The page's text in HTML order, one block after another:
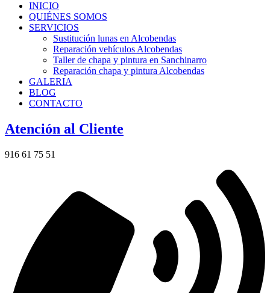
INICIO
QUIÉNES SOMOS
SERVICIOS
Sustitución lunas en Alcobendas
Reparación vehículos Alcobendas
Taller de chapa y pintura en Sanchinarro
Reparación chapa y pintura Alcobendas
GALERIA
BLOG
CONTACTO
Atención al Cliente
916 61 75 51